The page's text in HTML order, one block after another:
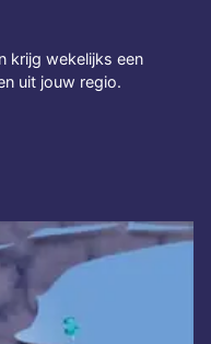
krijg wekelijks een
uit jouw regio.